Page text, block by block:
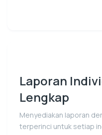
Laporan
Lengkap
Menyediakan laporan
terperinci untuk setiap